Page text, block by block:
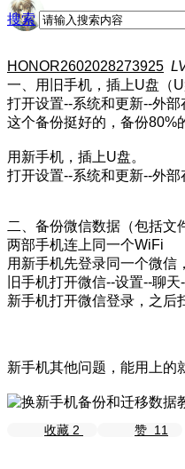
搜索
HONOR2602028273925
一、用旧手机，插上U盘（U
打开设置--系统和更新--外
这个备份挺好的，备份80%
用新手机，插上U盘。
打开设置--系统和更新--外
二、备份微信数据（包括文
两部手机连上同一个WiFi
用新手机先登录同一个微信
旧手机打开微信--设置--聊
新手机打开微信登录，之后
新手机其他问题，能用上的
收藏 2 赞 11